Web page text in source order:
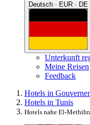
Deutsch · EUR · DE
Unterkunft
Meine Reisen
Feedback
Hotels in
Hotels in Tunis
Hotels nahe El-